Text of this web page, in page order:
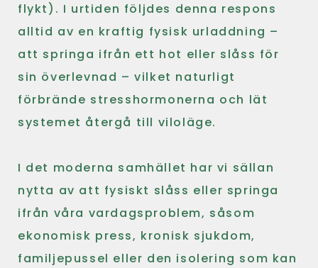
flykt). I urtiden följdes denna respons
alltid av en kraftig fysisk urladdning –
att springa ifrån ett hot eller slåss för
sin överlevnad – vilket naturligt
förbrände stresshormonerna och lät
systemet återgå till viloläge.
I det moderna samhället har vi sällan
nytta av att fysiskt slåss eller springa
ifrån våra vardagsproblem, såsom
ekonomisk press, kronisk sjukdom,
familjepussel eller den isolering som kan